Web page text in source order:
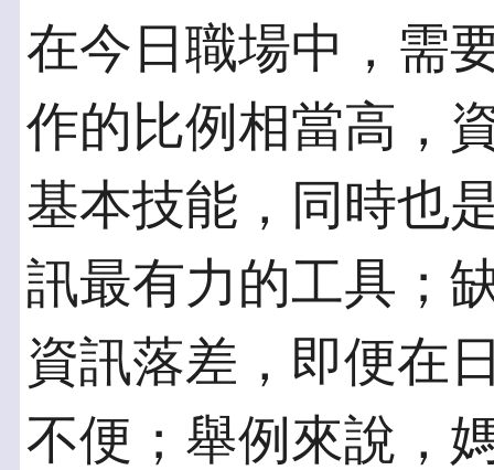
在今日職場中，需
作的比例相當高，
基本技能，同時也
訊最有力的工具；
資訊落差，即便在
不便；舉例來說，